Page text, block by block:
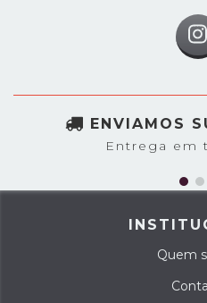
ENVIAMOS
Entrega em
Quem